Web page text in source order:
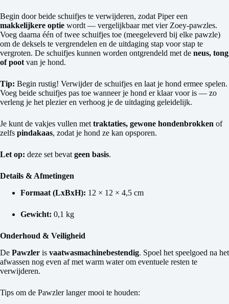
Begin door beide schuifjes te verwijderen, zodat Piper een
makkelijkere optie wordt — vergelijkbaar met vier Zoey-pawzles.
Voeg daarna één of twee schuifjes toe (meegeleverd bij elke pawzle)
om de deksels te vergrendelen en de uitdaging stap voor stap te
vergroten. De schuifjes kunnen worden ontgrendeld met de neus, tong
of poot van je hond.
Tip: Begin rustig! Verwijder de schuifjes en laat je hond ermee spelen.
Voeg beide schuifjes pas toe wanneer je hond er klaar voor is — zo
verleng je het plezier en verhoog je de uitdaging geleidelijk.
Je kunt de vakjes vullen met traktaties, gewone hondenbrokken of
zelfs pindakaas, zodat je hond ze kan opsporen.
Let op: deze set bevat geen basis.
Details & Afmetingen
Formaat (LxBxH): 12 × 12 × 4,5 cm
Gewicht: 0,1 kg
Onderhoud & Veiligheid
De Pawzler is vaatwasmachinebestendig. Spoel het speelgoed na het
afwassen nog even af met warm water om eventuele resten te
verwijderen.
Tips om de Pawzler langer mooi te houden: